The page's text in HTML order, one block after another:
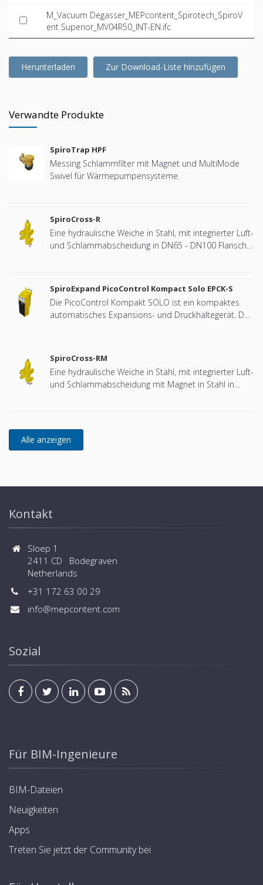
M_Vacuum Degasser_MEPcontent_Spirotech_SpiroV
ent Superior_MV04R50_INT-EN.ifc
Herunterladen Zur Download-Liste hinzufügen
Verwandte Produkte
SpiroTrap HPF
Messing Schlammfilter mit Magnet und MultiMode
Swivel für Wärmepumpensysteme.
SpiroCross-R
Eine hydraulische Weiche in Stahl, mit integrierter Luft-
und Schlammabscheidung in DN65 - DN100 Flansch-
SpiroExpand PicoControl Kompact Solo EPCK-S
Die PicoControl Kompakt SOLO ist ein kompaktes
automatisches Expansions- und Druckhaltegerät. Das
SpiroCross-RM
Eine hydraulische Weiche in Stahl, mit integrierter Luft-
und Schlammabscheidung mit Magnet in Stahl in
Kontakt
Sloep 1
2411 CD Bodegraven
Netherlands
+31 172 63 00 29
info@mepcontent.com
Sozial
Für BIM-Ingenieure
BIM-Dateien
Neuigkeiten
Apps
Treten Sie jetzt der Community bei